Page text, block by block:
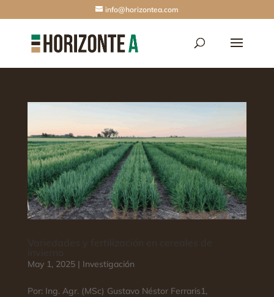
info@horizontea.com
May 1, 2025| Investigación
Por: Ing. Agr. (MSc) Gustavo Néstor Ferraris1,